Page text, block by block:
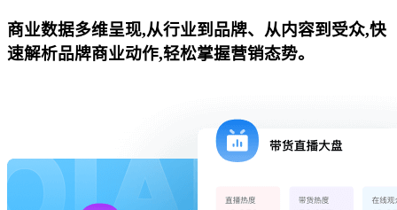
商业数据多维呈现,从行业到品牌、从内容到受众,快
速解析品牌商业动作,轻松掌握营销态势。